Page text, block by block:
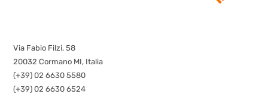
Via Fabio Filzi, 58
20032 Cormano MI, Italia
(+39) 02 6630 5580
(+39) 02 6630 6524